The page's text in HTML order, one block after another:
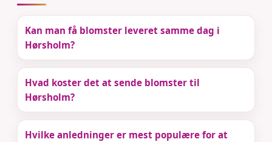
Kan man få blomster leveret samme dag i
Hørsholm?
Hvad koster det at sende blomster til
Hørsholm?
Hvilke anledninger er mest populære for at